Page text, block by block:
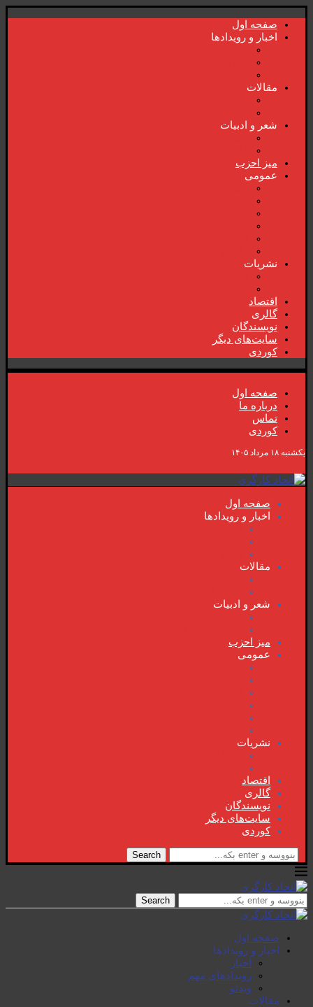
صفحە اول
اخبار و رویدادها
مقالات
شعر و ادبیات
میز احزب
عمومی
نشریات
اقتصاد
گالری
نویسندگان
سایت‌های دیگر
کوردی
صفحە اول
دربارە ما
تماس
کوردی
یکشنبه ۱۸ مرداد ۱۴۰۵
صفحە اول
اخبار و رویدادها
مقالات
شعر و ادبیات
میز احزب
عمومی
نشریات
اقتصاد
گالری
نویسندگان
سایت‌های دیگر
کوردی
Search
Search
صفحە اول
اخبار و رویدادها
اخبار
رویدادهای مهم
ویدئو
مقالات